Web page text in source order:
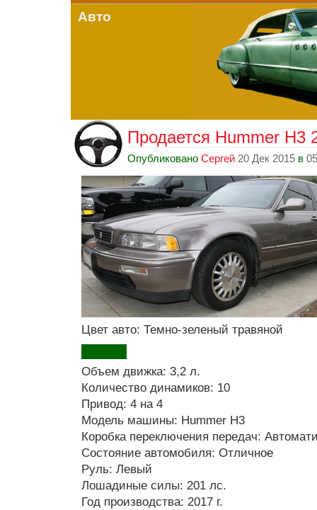
Авто
Продается Hummer H3
Опубликовано Сергей 20 Дек 2015 в
Цвет авто: Темно-зеленый травяной
Объем движка: 3,2 л.
Количество динамиков: 10
Привод: 4 на 4
Модель машины: Hummer H3
Коробка переключения передач:
Состояние автомобиля: Отличное
Руль: Левый
Лошадиные силы: 201 лс.
Год производства: 2017 г.